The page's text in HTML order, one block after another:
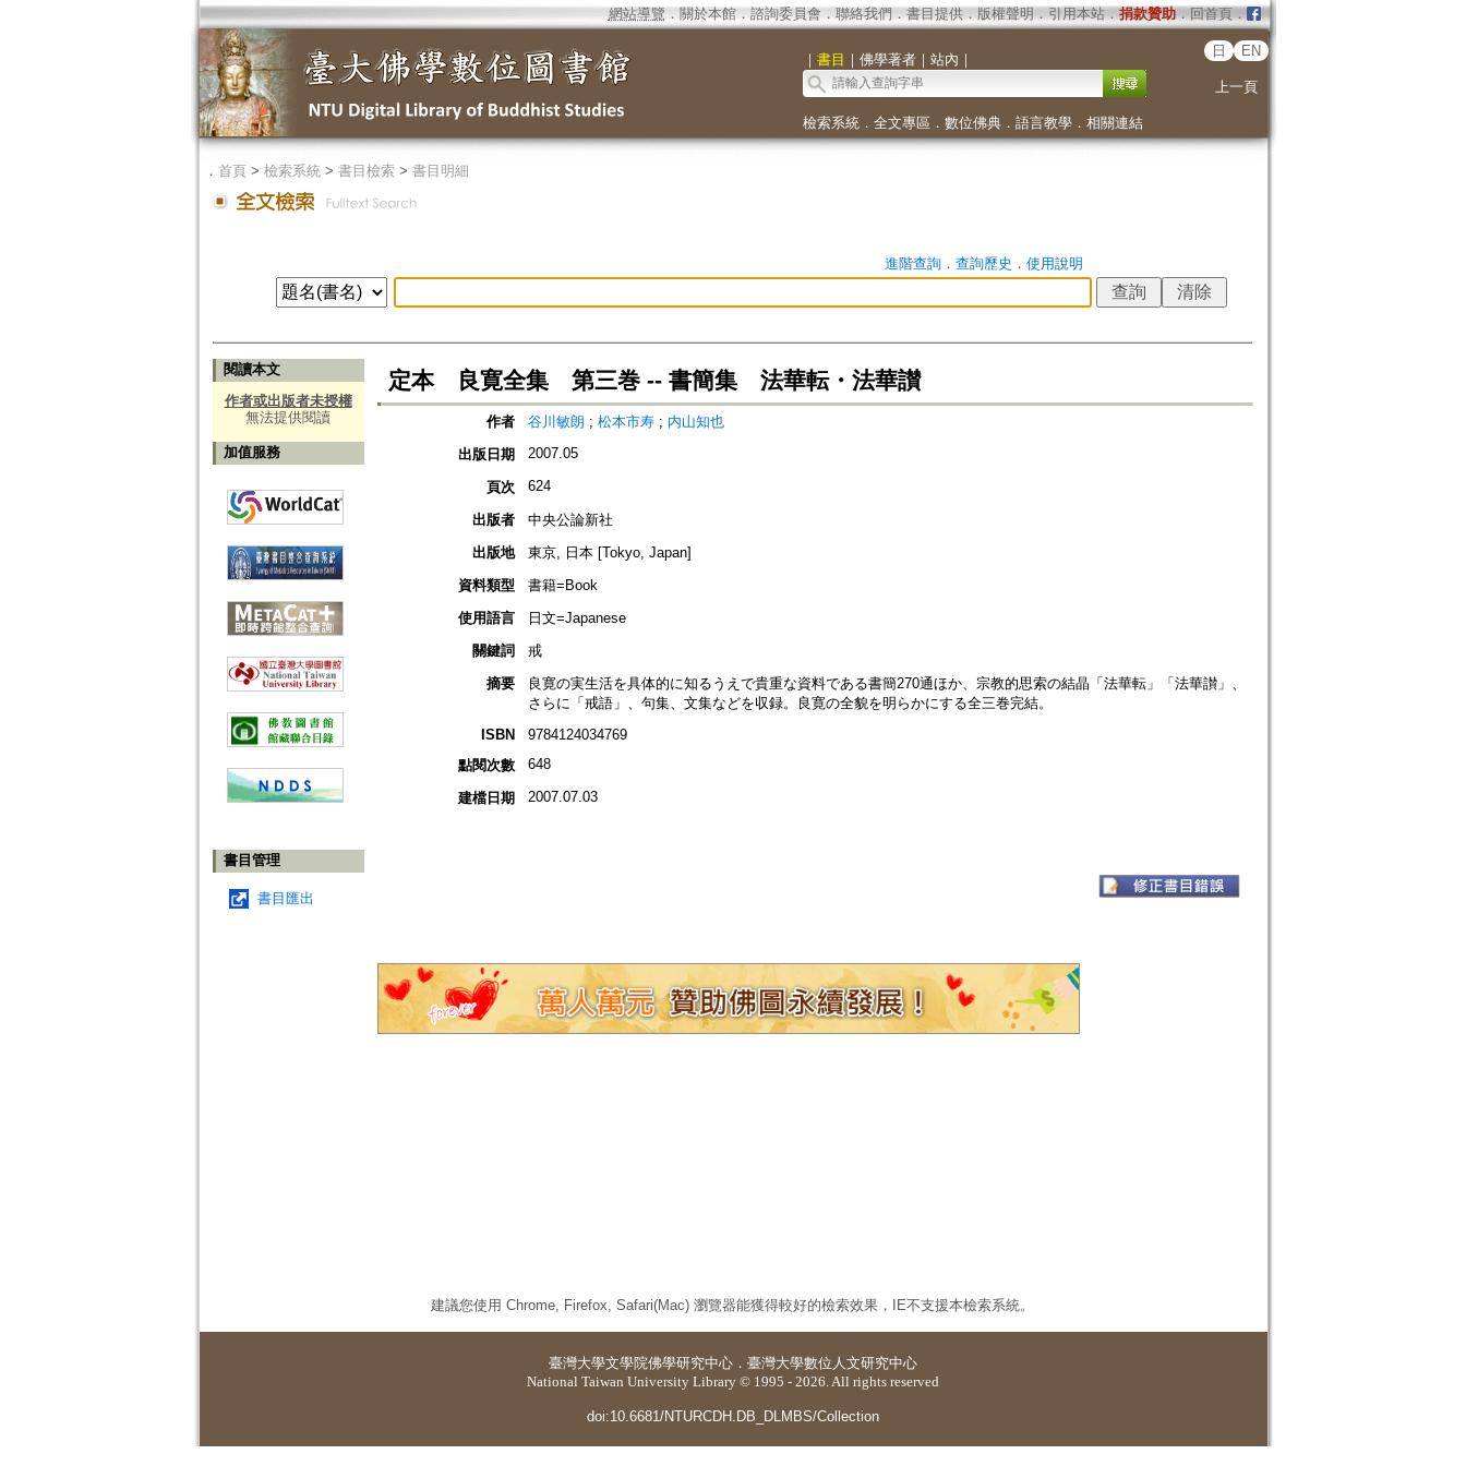
網站導覽 ． 關於本館． 諮詢委員會． 聯絡我們 ． 書目提供． 版權聲明 ． 引用本站． 捐款贊助．回首頁．
｜ 書目 ｜ 佛學著者｜ 站內 ｜
日 EN
上一頁
檢索系統． 全文專區 ． 數位佛典． 語言教學． 相關連結
． 首頁> 檢索系統> 書目檢索> 書目明細
進階查詢． 查詢歷史 ． 使用說明
閱讀本文
作者或出版者未授權
無法提供閱讀
加值服務
書目管理
書目匯出
定本 良寛全集 第三巻 -- 書簡集 法華転・法華讃
作者 谷川敏朗 ; 松本市寿; 内山知也
出版日期
2007.05
頁次 624
出版者
中央公論新社
出版地
東京, 日本 [Tokyo, Japan]
資料類型
書籍=Book
使用語言
日文=Japanese
關鍵詞
戒
摘要
良寛の実生活を具体的に知るうえで貴重な資料である書簡270通ほか、宗教的思索の結晶「法華転」「法華讃」、
さらに「戒語」、句集、文集などを収録。良寛の全貌を明らかにする全三巻完結。
ISBN
9784124034769
點閱次數
648
建檔日期 2007.07.03
建議您使用 Chrome, Firefox, Safari(Mac) 瀏覽器能獲得較好的檢索效果，IE不支援本檢索系統。
臺灣大學文學院佛學研究中心 ． 臺灣大學數位人文研究中心
National Taiwan University Library © 1995 - 2026. All rights reserved
doi:10.6681/NTURCDH.DB_DLMBS/Collection